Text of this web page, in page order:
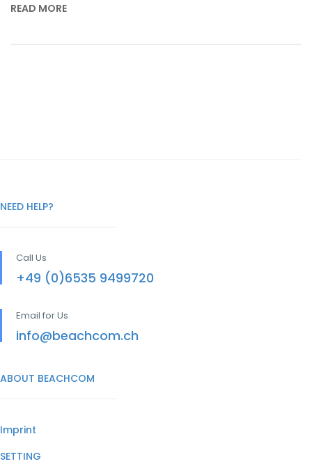
READ MORE
NEED HELP?
Call Us
+49 (0)6535 9499720
Email for Us
info@beachcom.ch
ABOUT BEACHCOM
Imprint
SETTING